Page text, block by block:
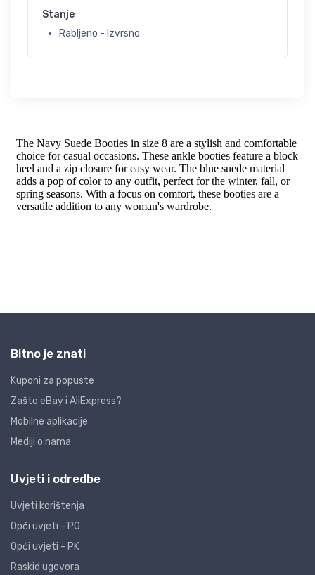
Stanje
Rabljeno - Izvrsno
Bitno je znati
Kuponi za popuste
Zašto eBay i AliExpress?
Mobilne aplikacije
Mediji o nama
Uvjeti i odredbe
Uvjeti korištenja
Opći uvjeti - PO
Opći uvjeti - PK
Raskid ugovora